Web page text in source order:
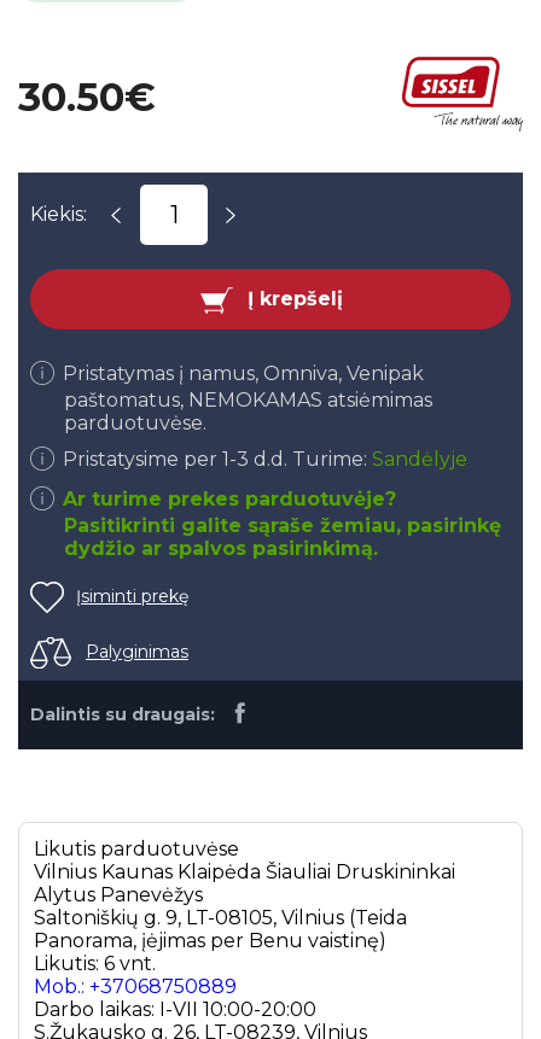
30.50€
Kiekis:
Į krepšelį
Pristatymas į namus, Omniva, Venipak
paštomatus, NEMOKAMAS atsiėmimas
parduotuvėse.
Pristatysime per 1-3 d.d. Turime: Sandėlyje
Ar turime prekes parduotuvėje?
Pasitikrinti galite sąraše žemiau, pasirinkę
dydžio ar spalvos pasirinkimą.
Įsiminti prekę
Palyginimas
Dalintis su draugais:
Likutis parduotuvėse
Vilnius Kaunas Klaipėda Šiauliai Druskininkai
Alytus Panevėžys
Saltoniškių g. 9, LT-08105, Vilnius (Teida
Panorama, įėjimas per Benu vaistinę)
Likutis: 6 vnt.
Mob.: +37068750889
Darbo laikas: I-VII 10:00-20:00
S.Žukausko g. 26, LT-08239, Vilnius